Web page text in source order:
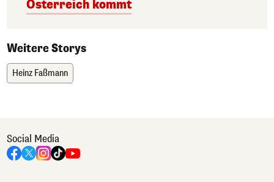
Österreich kommt
Weitere Storys
Heinz Faßmann
Social Media